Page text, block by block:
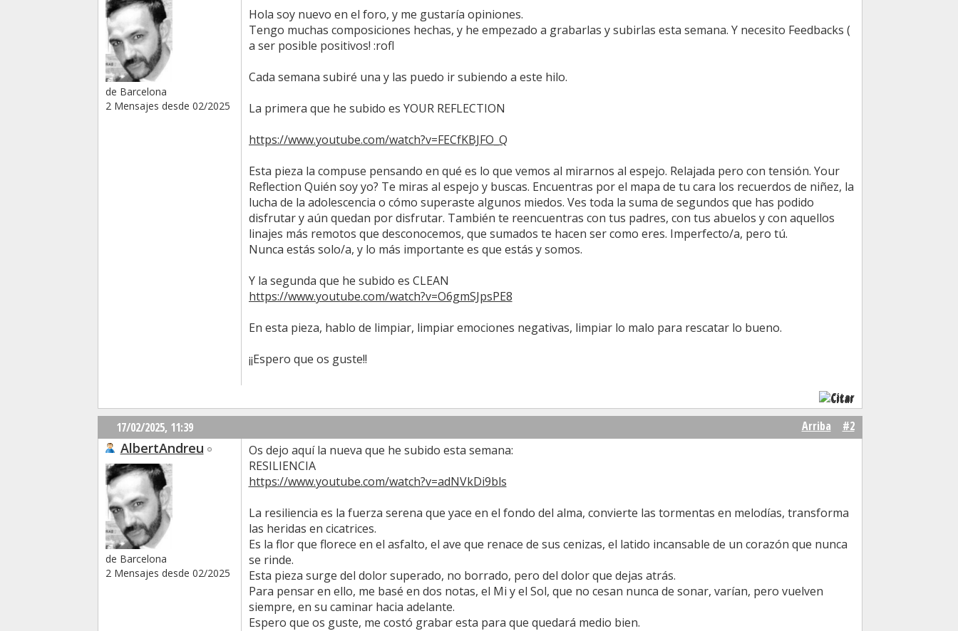
de Barcelona
2 Mensajes desde 02/2025
Hola soy nuevo en el foro, y me gustaría opiniones.
Tengo muchas composiciones hechas, y he empezado a grabarlas y subirlas esta semana. Y necesito Feedbacks (
a ser posible positivos! :rofl
Cada semana subiré una y las puedo ir subiendo a este hilo.
La primera que he subido es YOUR REFLECTION
https://www.youtube.com/watch?v=FECfKBJFO_Q
Esta pieza la compuse pensando en qué es lo que vemos al mirarnos al espejo. Relajada pero con tensión. Your
Reflection Quién soy yo? Te miras al espejo y buscas. Encuentras por el mapa de tu cara los recuerdos de niñez, la
lucha de la adolescencia o cómo superaste algunos miedos. Ves toda la suma de segundos que has podido
disfrutar y aún quedan por disfrutar. También te reencuentras con tus padres, con tus abuelos y con aquellos
linajes más remotos que desconocemos, que sumados te hacen ser como eres. Imperfecto/a, pero tú.
Nunca estás solo/a, y lo más importante es que estás y somos.
Y la segunda que he subido es CLEAN
https://www.youtube.com/watch?v=O6gmSJpsPE8
En esta pieza, hablo de limpiar, limpiar emociones negativas, limpiar lo malo para rescatar lo bueno.
¡¡Espero que os guste!!
Citar
17/02/2025, 11:39 Arriba #2
AlbertAndreu
de Barcelona
2 Mensajes desde 02/2025
Os dejo aquí la nueva que he subido esta semana:
RESILIENCIA
https://www.youtube.com/watch?v=adNVkDi9bls
La resiliencia es la fuerza serena que yace en el fondo del alma, convierte las tormentas en melodías, transforma
las heridas en cicatrices.
Es la flor que florece en el asfalto, el ave que renace de sus cenizas, el latido incansable de un corazón que nunca
se rinde.
Esta pieza surge del dolor superado, no borrado, pero del dolor que dejas atrás.
Para pensar en ello, me basé en dos notas, el Mi y el Sol, que no cesan nunca de sonar, varían, pero vuelven
siempre, en su caminar hacia adelante.
Espero que os guste, me costó grabar esta para que quedará medio bien.